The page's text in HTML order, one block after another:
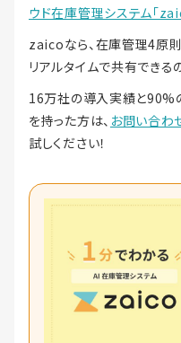
ウド在庫管理システム「
zaicoなら、在庫管理4原
リアルタイムで共有でき
16万社の導入実績と
を持った方は、 お問い合わ
試しください！